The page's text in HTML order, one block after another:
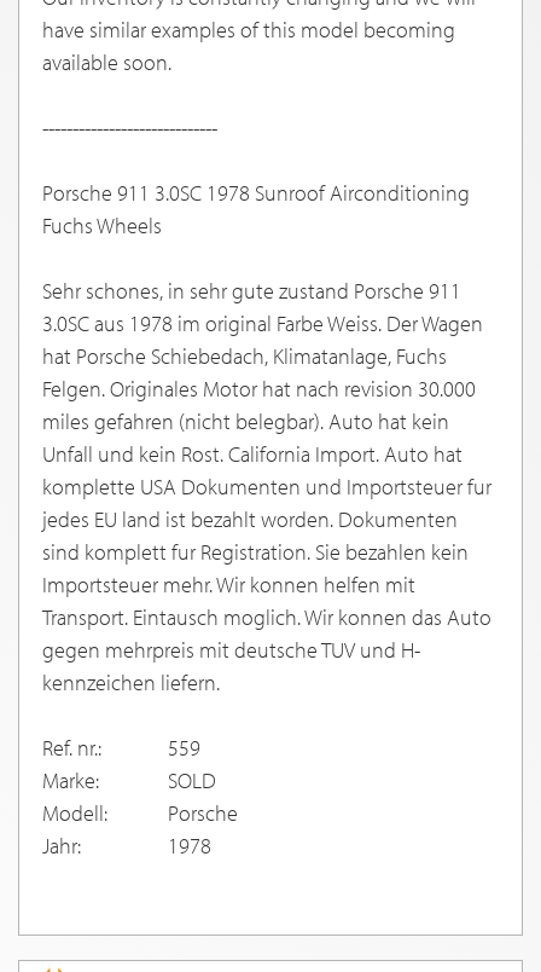
have similar examples of this model becoming
available soon.
-----------------------------
Porsche 911 3.0SC 1978 Sunroof Airconditioning
Fuchs Wheels
Sehr schones, in sehr gute zustand Porsche 911
3.0SC aus 1978 im original Farbe Weiss. Der Wagen
hat Porsche Schiebedach, Klimatanlage, Fuchs
Felgen. Originales Motor hat nach revision 30.000
miles gefahren (nicht belegbar). Auto hat kein
Unfall und kein Rost. California Import. Auto hat
komplette USA Dokumenten und Importsteuer fur
jedes EU land ist bezahlt worden. Dokumenten
sind komplett fur Registration. Sie bezahlen kein
Importsteuer mehr. Wir konnen helfen mit
Transport. Eintausch moglich. Wir konnen das Auto
gegen mehrpreis mit deutsche TUV und H-
kennzeichen liefern.
Ref. nr.:
559
Marke:
SOLD
Modell:
Porsche
Jahr:
1978